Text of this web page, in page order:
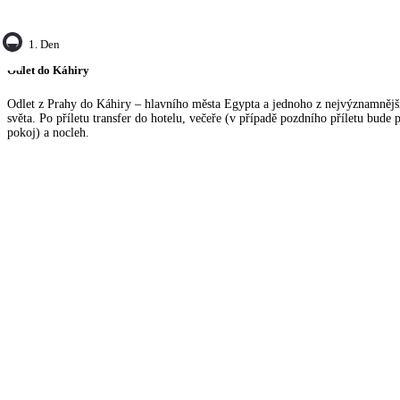
1. Den
Odlet do Káhiry
Odlet z Prahy do Káhiry – hlavního města Egypta a jednoho z
světa. Po příletu transfer do hotelu, večeře (v případě pozdního příletu bude
pokoj) a nocleh.